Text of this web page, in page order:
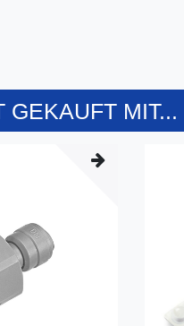
GEKAUFT MIT...